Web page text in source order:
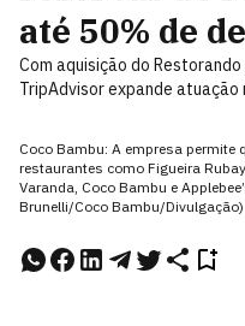
até 50% de
Com aquisição do
TripAdvisor expande atuação
Coco Bambu: A empresa
restaurantes como Figueira
Varanda, Coco Bambu e
Brunelli/Coco Bambu/Divulgação)